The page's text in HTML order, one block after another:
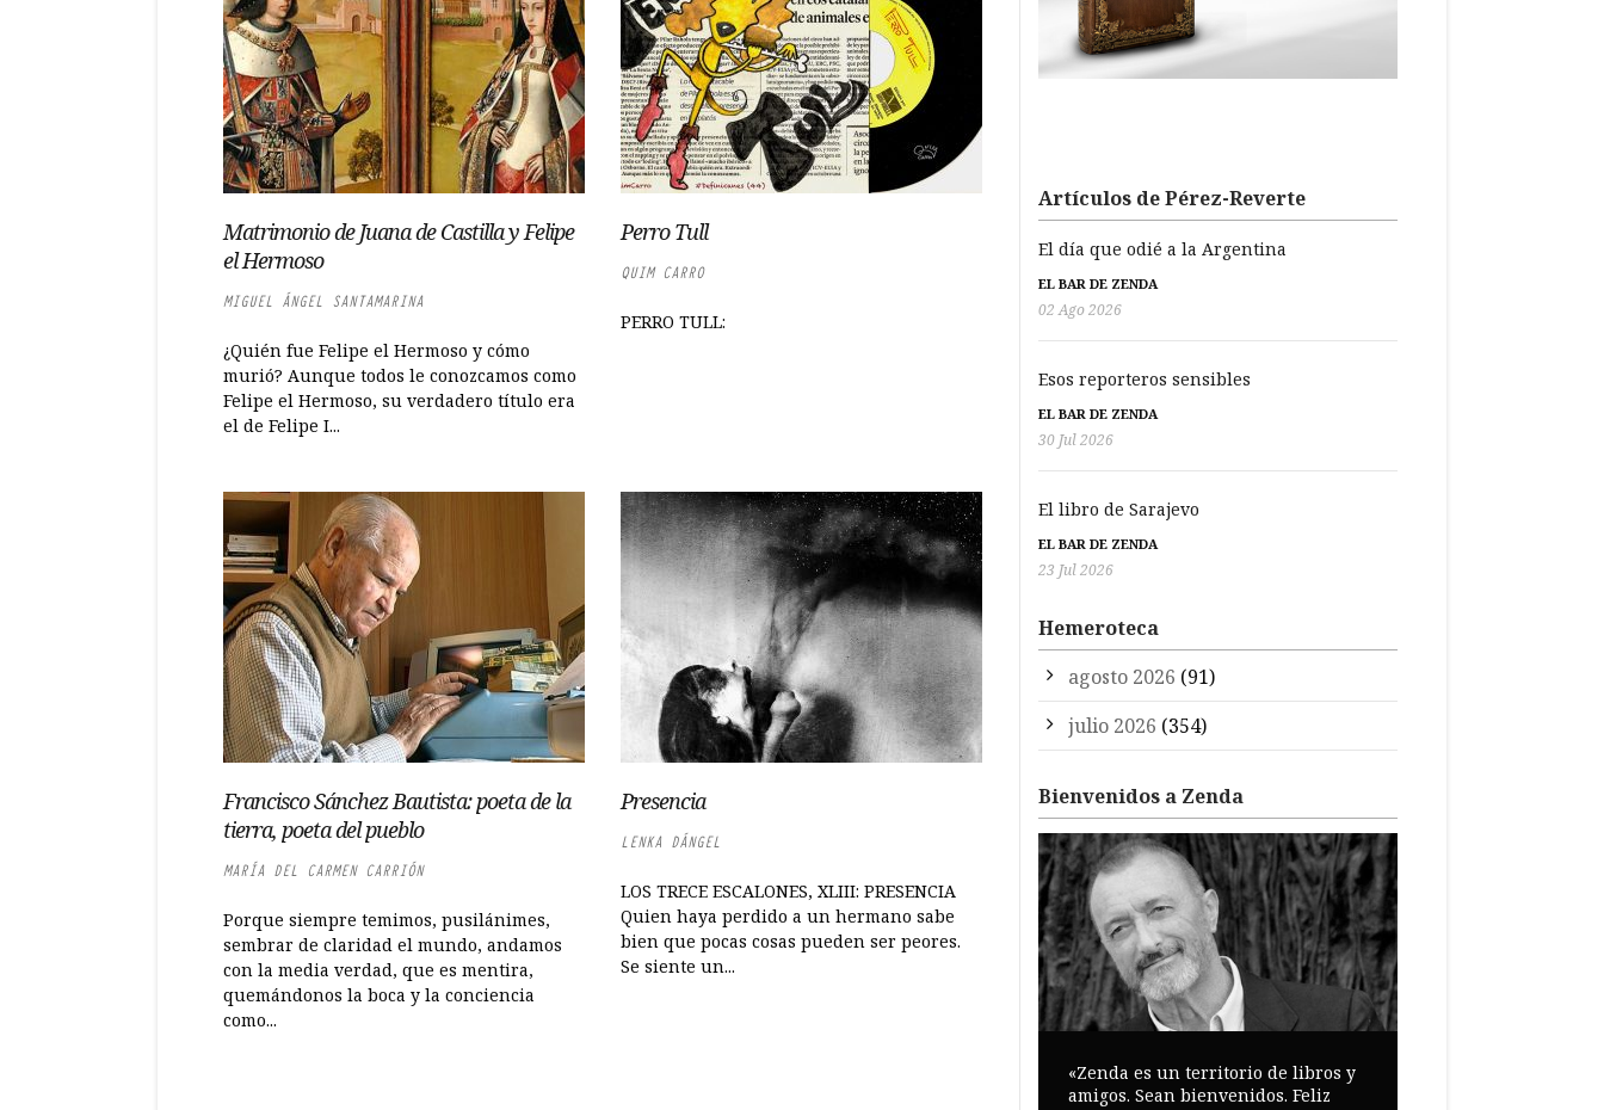
Matrimonio de Juana de Castilla y Felipe
el Hermoso
MIGUEL ÁNGEL SANTAMARINA
¿Quién fue Felipe el Hermoso y cómo
murió? Aunque todos le conozcamos como
Felipe el Hermoso, su verdadero título era
el de Felipe I...
Perro Tull
QUIM CARRO
PERRO TULL:
Francisco Sánchez Bautista: poeta de la
tierra, poeta del pueblo
MARÍA DEL CARMEN CARRIÓN
Porque siempre temimos, pusilánimes,
sembrar de claridad el mundo, andamos
con la media verdad, que es mentira,
quemándonos la boca y la conciencia
como...
Presencia
LENKA DÁNGEL
LOS TRECE ESCALONES, XLIII: PRESENCIA
Quien haya perdido a un hermano sabe
bien que pocas cosas pueden ser peores.
Se siente un...
Artículos de Pérez-Reverte
El día que odié a la Argentina
EL BAR DE ZENDA
02 Ago 2026
Esos reporteros sensibles
EL BAR DE ZENDA
30 Jul 2026
El libro de Sarajevo
EL BAR DE ZENDA
23 Jul 2026
Hemeroteca
agosto 2026 (91)
julio 2026 (354)
Bienvenidos a Zenda
«Zenda es un territorio de libros y
amigos. Sean bienvenidos. Feliz